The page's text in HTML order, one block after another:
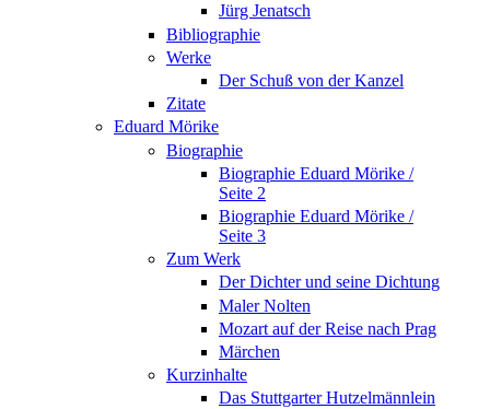
Jürg Jenatsch
Bibliographie
Werke
Der Schuß von der Kanzel
Zitate
Eduard Mörike
Biographie
Biographie Eduard Mörike /
Seite 2
Biographie Eduard Mörike /
Seite 3
Zum Werk
Der Dichter und seine Dichtung
Maler Nolten
Mozart auf der Reise nach Prag
Märchen
Kurzinhalte
Das Stuttgarter Hutzelmännlein